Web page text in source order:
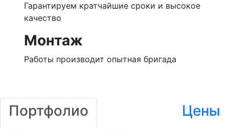
Гарантируем кратчайшие сроки и высокое
качество
Монтаж
Работы производит опытная бригада
Портфолио
Цены